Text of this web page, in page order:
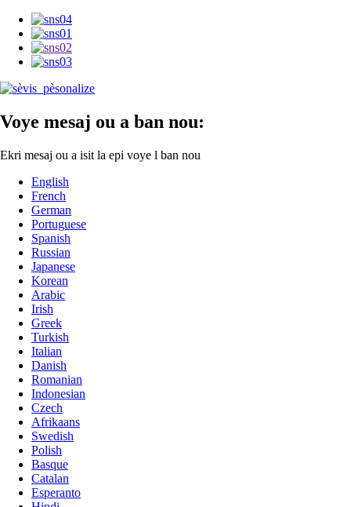
Voye mesaj ou a ban nou:
Ekri mesaj ou a isit la epi voye l ban nou
English
French
German
Portuguese
Spanish
Russian
Japanese
Korean
Arabic
Irish
Greek
Turkish
Italian
Danish
Romanian
Indonesian
Czech
Afrikaans
Swedish
Polish
Basque
Catalan
Esperanto